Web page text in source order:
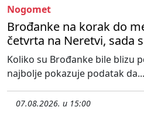
Nogomet
Brođanke na korak do
četvrta na Neretvi, sada
Koliko su Brođanke bile blizu
najbolje pokazuje podatak da...
07.08.2026. u 15:00